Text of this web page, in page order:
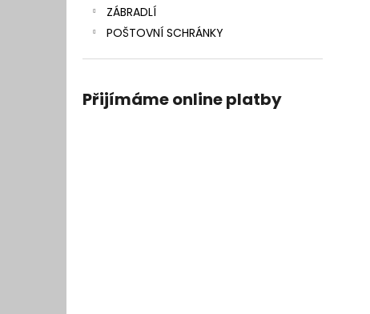
ZÁBRADLÍ
POŠTOVNÍ SCHRÁNKY
Přijímáme online platby